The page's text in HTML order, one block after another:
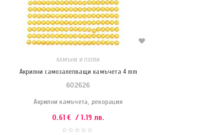
КАМЪНИ И ПЕРЛИ
Акрилни самозалепващи камъчета 4 mm
602626
Акрилни камъчета, декорация
0.61€ / 1.19 лв.